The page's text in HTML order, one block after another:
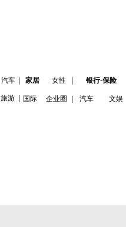
汽车 家居 女性 银行·保险
旅游 国际 企业圈 汽车 文娱